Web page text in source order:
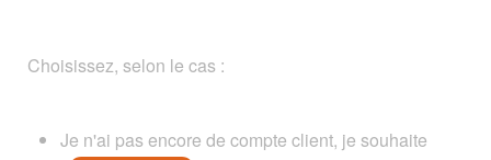
Choisissez, selon le cas :
Je n'ai pas encore de compte client, je souhaite